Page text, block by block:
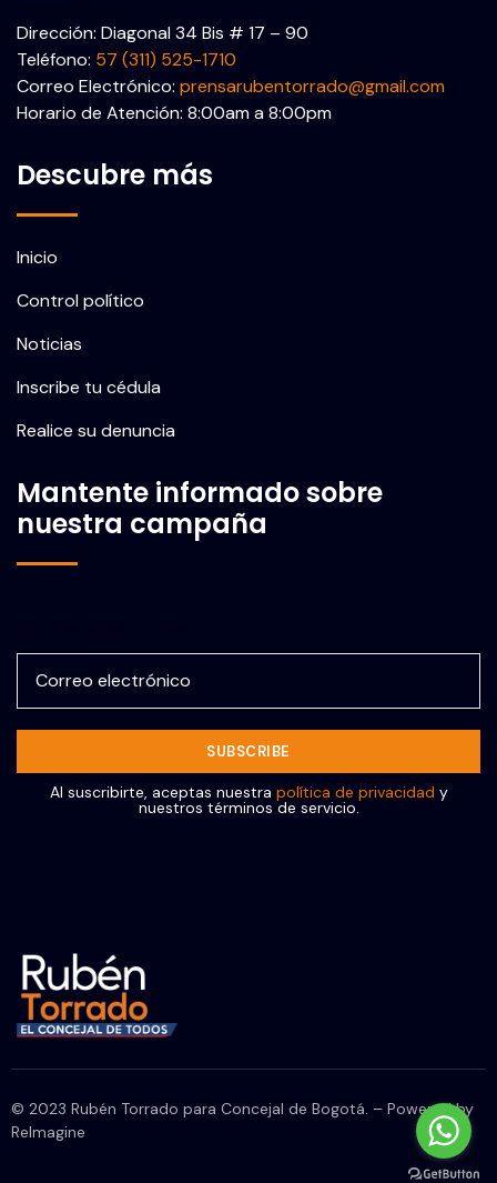
Dirección: Diagonal 34 Bis # 17 – 90
Teléfono: 57 (311) 525-1710
Correo Electrónico: prensarubentorrado@gmail.com
Horario de Atención: 8:00am a 8:00pm
Descubre más
Inicio
Control político
Noticias
Inscribe tu cédula
Realice su denuncia
Mantente informado sobre
nuestra campaña
Al suscribirte, aceptas nuestra política de privacidad y
nuestros términos de servicio.
© 2023 Rubén Torrado para Concejal de Bogotá. – Powered by
ReImagine